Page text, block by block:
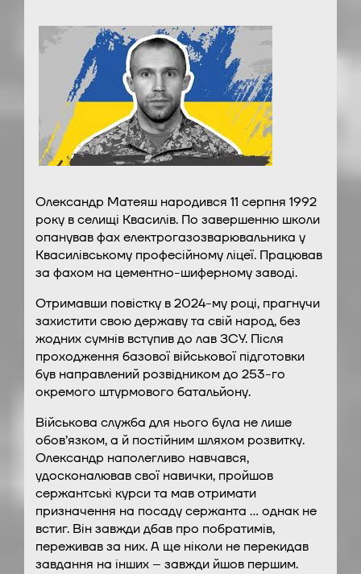
Олександр Матеяш народився 11 серпня 1992
року в селищі Квасилів. По завершенню школи
опанував фах електрогазозварювальника у
Квасилівському професійному ліцеї. Працював
за фахом на цементно-шиферному заводі.
Отримавши повістку в 2024-му році, прагнучи
захистити свою державу та свій народ, без
жодних сумнів вступив до лав ЗСУ. Після
проходження базової військової підготовки
був направлений розвідником до 253-го
окремого штурмового батальйону.
Військова служба для нього була не лише
обов’язком, а й постійним шляхом розвитку.
Олександр наполегливо навчався,
удосконалював свої навички, пройшов
сержантські курси та мав отримати
призначення на посаду сержанта … однак не
встиг. Він завжди дбав про побратимів,
переживав за них. А ще ніколи не перекидав
завдання на інших – завжди йшов першим.